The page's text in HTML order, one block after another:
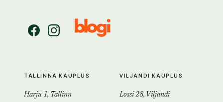
TALLINNA KAUPLUS
Harju 1, Tallinn
VILJANDI KAUPLUS
Lossi 28, Viljandi